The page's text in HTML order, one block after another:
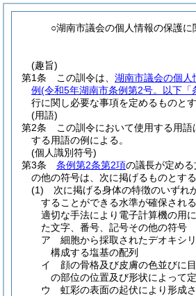
○湖南市議会の個人情報の保護
(趣旨)
第1条
この訓令は、 湖南市議会の個人
例(令和5年湖南市条例第2号。以下「
行に関し必要な事項を定めるものとす
(用語)
第2条
この訓令において使用する用語
する用語の例による。
(個人識別符号)
第3条
条例第2条第2項の議長が定め
の他の符号は、次に掲げるものとする
(1)
次に掲げる身体の特徴のいずれ
することができる水準が確保され
適切な手法により電子計算機の用
た文字、番号、記号その他の符号
ア
細胞から採取されたデオキシ
構成する塩基の配列
イ
顔の骨格及び皮膚の色並びに
の部位の位置及び形状によって
ウ
虹彩の表面の起伏により形成